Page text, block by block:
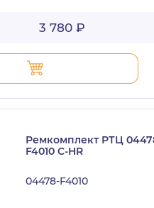
3 780 ₽
Ремкомплект РТЦ
F4010 C-HR
04478-F4010